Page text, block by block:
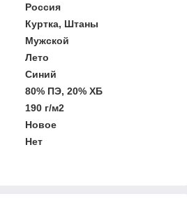
Россия
Куртка, Штаны
Мужской
Лето
Синий
80% ПЭ, 20% ХБ
190 г/м2
Новое
Нет